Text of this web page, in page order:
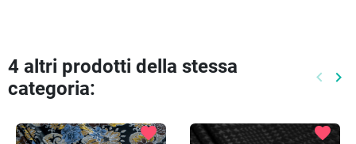
4 altri prodotti della stessa
categoria:
keyboard_arrow_left keyboard_arrow_right
favorite favorite